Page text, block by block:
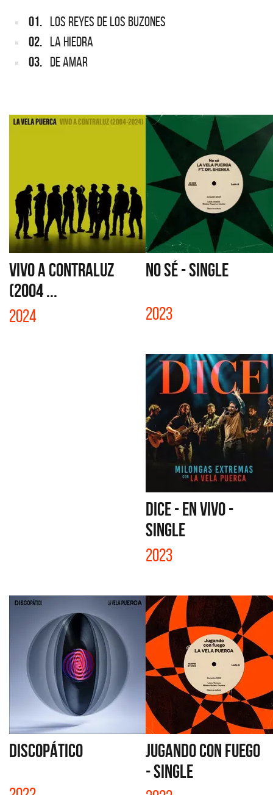
01. LOS REYES DE LOS BUZONES
02. LA HIEDRA
03. DE AMAR
VIVO A CONTRALUZ
(2004 ...
2024
NO SÉ - SINGLE
2023
DICE - EN VIVO -
SINGLE
2023
DISCOPÁTICO
JUGANDO CON FUEGO
- SINGLE